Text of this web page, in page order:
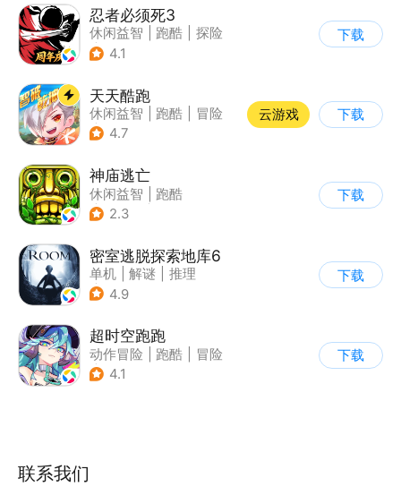
忍者必须死3
休闲益智 跑酷
探险
| 和风
4.1
下载
天天酷跑
休闲益智 跑酷
冒险
| 萌系
4.7
云游戏 下载
神庙逃亡
休闲益智
跑酷
| 欧美风
2.3
下载
密室逃脱探索地库6
单机 解谜
推理
| 写实
4.9
下载
超时空跑跑
动作冒险 跑酷
冒险
| 沙盒
4.1
下载
联系我们